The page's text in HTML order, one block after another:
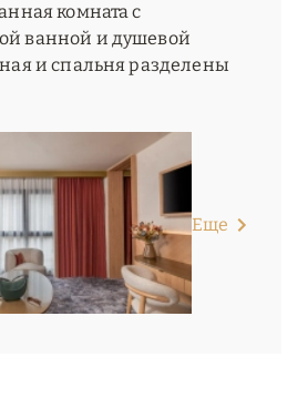
комната с
ванной и душевой
и спальня разделены
Еще